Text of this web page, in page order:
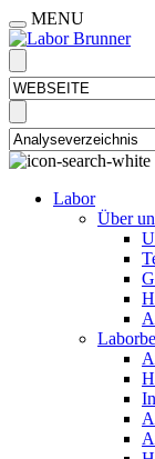
MENU
Labor
Über